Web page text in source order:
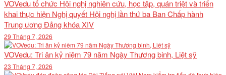
VOVedu tổ chức Hội nghị nghiên cứu, học tập, quán triệt và triển
khai thực hiện Nghị quyết Hội nghị lần thứ ba Ban Chấp hành
Trung ương Đảng khóa XIV
29 Tháng 7, 2026
VOVedu: Tri ân kỷ niệm 79 năm Ngày Thương binh, Liệt sỹ
23 Tháng 7, 2026